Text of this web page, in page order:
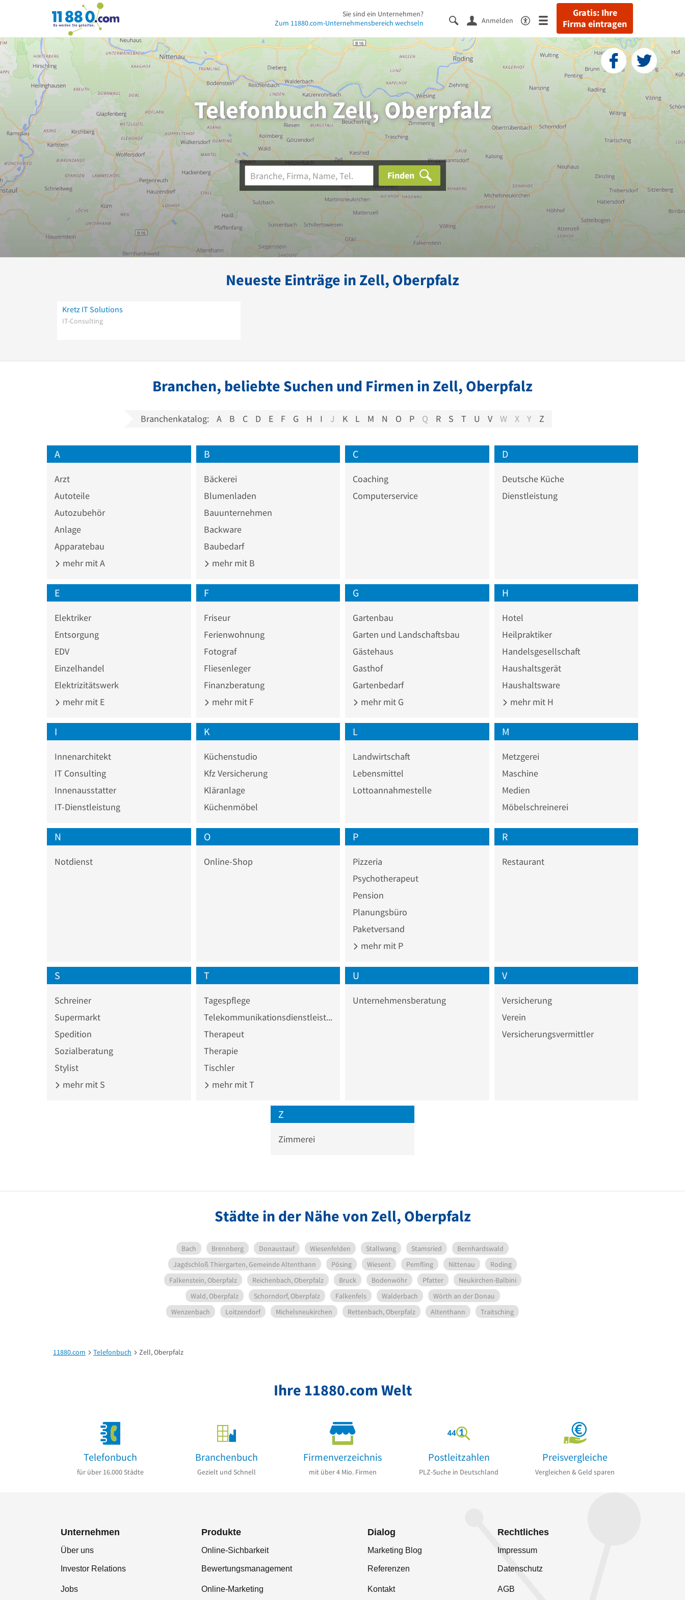
11880.com
Gratis: Ihre
Firma eintragen
Anmelden
Sie sind ein Unternehmen?
Zum 11880.com-Unternehmensbereich wechseln
Telefonbuch Zell, Oberpfalz
Finden
Neueste Einträge in Zell, Oberpfalz
Kretz IT Solutions
IT-Consulting
Branchen, beliebte Suchen und Firmen in Zell, Oberpfalz
Branchenkatalog: A B C D E F G H I J K L M N O P Q R S T U V W X Y Z
A
Arzt
Autoteile
Autozubehör
Anlage
Apparatebau
mehr mit A
B
Bäckerei
Blumenladen
Bauunternehmen
Backware
Baubedarf
mehr mit B
C
Coaching
Computerservice
D
Deutsche Küche
Dienstleistung
E
Elektriker
Entsorgung
EDV
Einzelhandel
Elektrizitätswerk
mehr mit E
F
Friseur
Ferienwohnung
Fotograf
Fliesenleger
Finanzberatung
mehr mit F
G
Gartenbau
Garten und Landschaftsbau
Gästehaus
Gasthof
Gartenbedarf
mehr mit G
H
Hotel
Heilpraktiker
Handelsgesellschaft
Haushaltsgerät
Haushaltsware
mehr mit H
I
Innenarchitekt
IT Consulting
Innenausstatter
IT-Dienstleistung
K
Küchenstudio
Kfz Versicherung
Kläranlage
Küchenmöbel
L
Landwirtschaft
Lebensmittel
Lottoannahmestelle
M
Metzgerei
Maschine
Medien
Möbelschreinerei
N
Notdienst
O
Online-Shop
P
Pizzeria
Psychotherapeut
Pension
Planungsbüro
Paketversand
mehr mit P
R
Restaurant
S
Schreiner
Supermarkt
Spedition
Sozialberatung
Stylist
mehr mit S
T
Tagespflege
Telekommunikationsdienstleister
Therapeut
Therapie
Tischler
mehr mit T
U
Unternehmensberatung
V
Versicherung
Verein
Versicherungsvermittler
Z
Zimmerei
Städte in der Nähe von Zell, Oberpfalz
Bach Brennberg Donaustauf Wiesenfelden Stallwang Stamsried
Bernhardswald
Jagdschloß Thiergarten, Gemeinde Altenthann
Pösing Wiesent Pemfling Nittenau
Roding
Falkenstein, Oberpfalz
Reichenbach, Oberpfalz Bruck Bodenwöhr Pfatter
Neukirchen-Balbini
Wald, Oberpfalz
Schorndorf, Oberpfalz Falkenfels Walderbach
Wörth an der Donau
Wenzenbach
Loitzendorf Michelsneukirchen Rettenbach, Oberpfalz Altenthann Traitsching
11880.com Telefonbuch Zell, Oberpfalz
Ihre 11880.com Welt
Telefonbuch
für über 16.000 Städte
Branchenbuch
Gezielt und Schnell
Firmenverzeichnis
mit über 4 Mio. Firmen
Postleitzahlen
PLZ-Suche in Deutschland
Preisvergleiche
Vergleichen & Geld sparen
Unternehmen
Über uns
Investor Relations
Jobs
Produkte
Online-Sichbarkeit
Bewertungsmanagement
Online-Marketing
Dialog
Marketing Blog
Referenzen
Kontakt
Rechtliches
Impressum
Datenschutz
AGB